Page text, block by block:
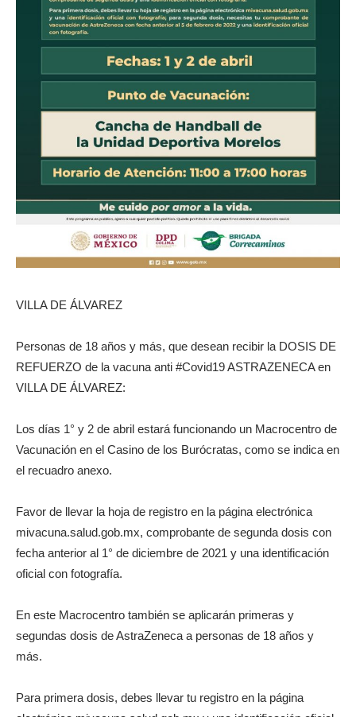
VILLA DE ÁLVAREZ
Personas de 18 años y más, que desean recibir la DOSIS DE
REFUERZO de la vacuna anti #Covid19 ASTRAZENECA en
VILLA DE ÁLVAREZ:
Los días 1° y 2 de abril estará funcionando un Macrocentro de
Vacunación en el Casino de los Burócratas, como se indica en
el recuadro anexo.
Favor de llevar la hoja de registro en la página electrónica
mivacuna.salud.gob.mx, comprobante de segunda dosis con
fecha anterior al 1° de diciembre de 2021 y una identificación
oficial con fotografía.
En este Macrocentro también se aplicarán primeras y
segundas dosis de AstraZeneca a personas de 18 años y
más.
Para primera dosis, debes llevar tu registro en la página